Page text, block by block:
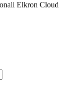
Elkron Cloud